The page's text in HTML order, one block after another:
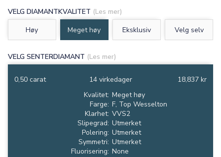
VELG DIAMANTKVALITET (Les mer)
Høy
Meget høy Eksklusiv Velg selv
VELG SENTERDIAMANT (Les mer)
0,50 carat 18,837 kr
14 virkedager
Kvalitet: Meget høy
Farge: F, Top Wesselton
Klarhet: VVS2
Slipegrad: Utmerket
Polering: Utmerket
Symmetri: Utmerket
Fluorisering: None